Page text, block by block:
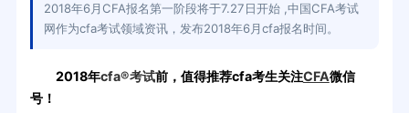
2018年6月CFA报名第一阶段将于7.27日开始 ,中国CFA考试
网作为cfa考试领域资讯，发布2018年6月cfa报名时间。
2018年cfa®考试前，值得推荐cfa考生关注CFA微信
号！